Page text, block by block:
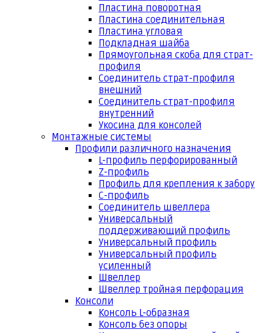
Пластина поворотная
Пластина соединительная
Пластина угловая
Подкладная шайба
Прямоугольная скоба для страт-
профиля
Соединитель страт-профиля
внешний
Соединитель страт-профиля
внутренний
Укосина для консолей
Монтажные системы
Профили различного назначения
L-профиль перфорированный
Z-профиль
Профиль для крепления к забору
С-профиль
Соединитель швеллера
Универсальный
поддерживающий профиль
Универсальный профиль
Универсальный профиль
усиленный
Швеллер
Швеллер тройная перфорация
Консоли
Консоль L-образная
Консоль без опоры